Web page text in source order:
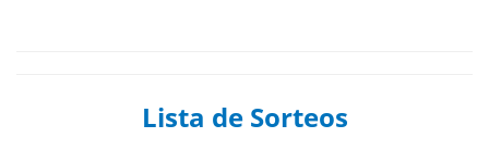
Lista de Sorteos